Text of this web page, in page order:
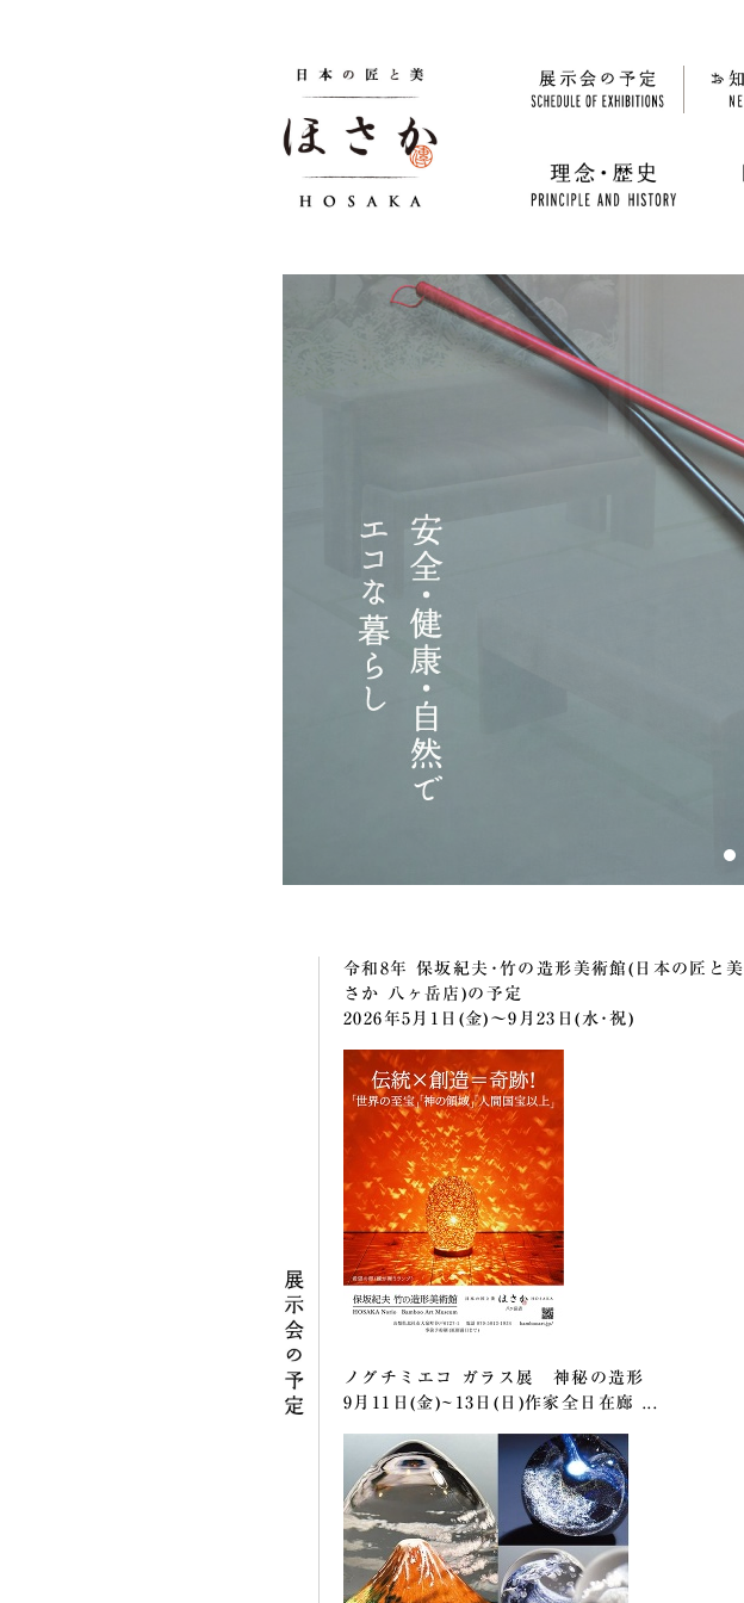
令和8年 保坂紀夫･竹の造形美術館(日本の匠と
さか 八ヶ岳店)の予定
2026年5月1日(金)～9月23日(水･祝)
ノグチミエコ ガラス展 神秘の造形
9月11日(金)~13日(日)作家全日在廊 ...